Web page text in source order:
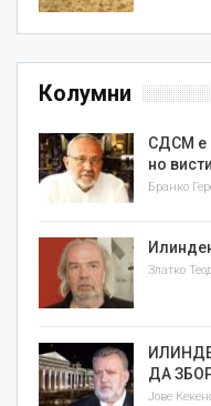
Колумни
СДСМ е
но
Бранко
ДА
Јове